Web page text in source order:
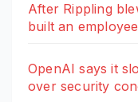
After Rippling
built an
OpenAI says it
over security